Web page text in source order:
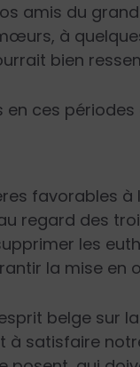
amis du
à
bien
ces périodes
favorables à
regard des
les
la mise en
belge sur
satisfaire